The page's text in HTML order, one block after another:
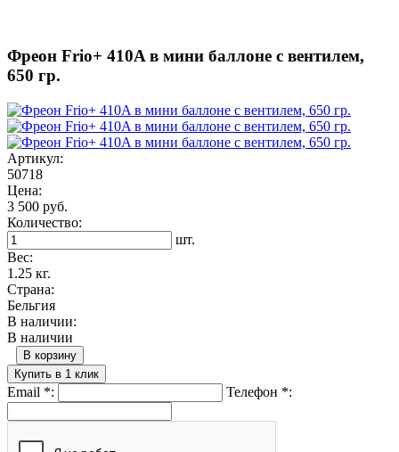
Фреон Frio+ 410A в мини баллоне с вентилем,
650 гр.
Артикул:
50718
Цена:
3 500 руб.
Количество:
шт.
Вес:
1.25 кг.
Страна:
Бельгия
В наличии:
В наличии
В корзину
Купить в 1 клик
Email *: Телефон *: